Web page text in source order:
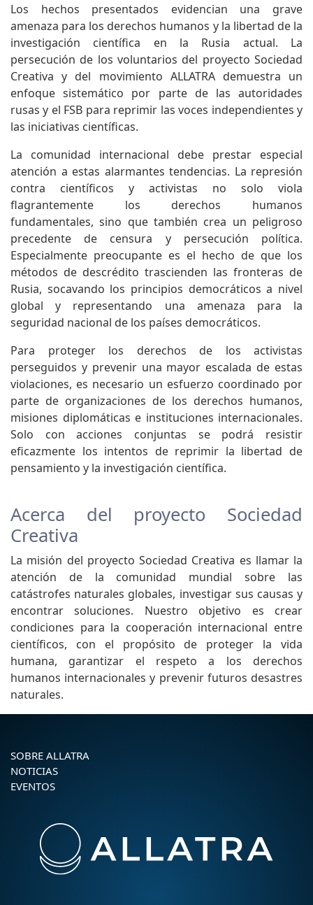
Los hechos presentados evidencian una grave
amenaza para los derechos humanos y la libertad de la
investigación científica en la Rusia actual. La
persecución de los voluntarios del proyecto Sociedad
Creativa y del movimiento ALLATRA demuestra un
enfoque sistemático por parte de las autoridades
rusas y el FSB para reprimir las voces independientes y
las iniciativas científicas.
La comunidad internacional debe prestar especial
atención a estas alarmantes tendencias. La represión
contra científicos y activistas no solo viola
flagrantemente los derechos humanos
fundamentales, sino que también crea un peligroso
precedente de censura y persecución política.
Especialmente preocupante es el hecho de que los
métodos de descrédito trascienden las fronteras de
Rusia, socavando los principios democráticos a nivel
global y representando una amenaza para la
seguridad nacional de los países democráticos.
Para proteger los derechos de los activistas
perseguidos y prevenir una mayor escalada de estas
violaciones, es necesario un esfuerzo coordinado por
parte de organizaciones de los derechos humanos,
misiones diplomáticas e instituciones internacionales.
Solo con acciones conjuntas se podrá resistir
eficazmente los intentos de reprimir la libertad de
pensamiento y la investigación científica.
Acerca del proyecto Sociedad
Creativa
La misión del proyecto Sociedad Creativa es llamar la
atención de la comunidad mundial sobre las
catástrofes naturales globales, investigar sus causas y
encontrar soluciones. Nuestro objetivo es crear
condiciones para la cooperación internacional entre
científicos, con el propósito de proteger la vida
humana, garantizar el respeto a los derechos
humanos internacionales y prevenir futuros desastres
naturales.
SOBRE ALLATRA
NOTICIAS
EVENTOS